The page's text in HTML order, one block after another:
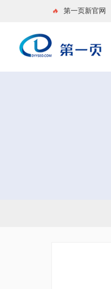
🔥 第一页新官网